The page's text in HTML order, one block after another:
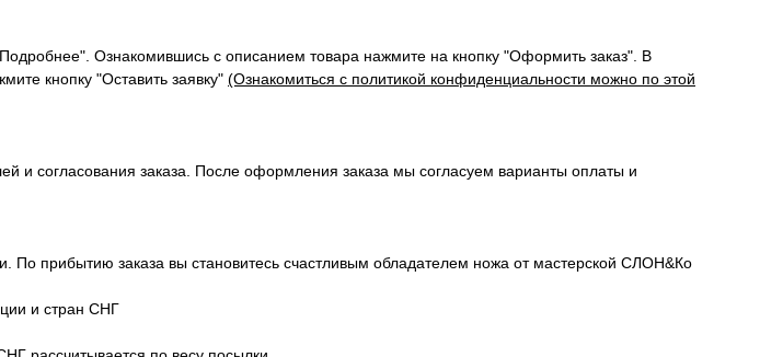
Ознакомившись с описанием товара нажмите на кнопку "Оформить заказ". В
кнопку "Оставить заявку" (Ознакомиться с политикой конфиденциальности можно по этой
и согласования заказа. После оформления заказа мы согласуем варианты оплаты и
По прибытию заказа вы становитесь счастливым обладателем ножа от мастерской СЛОН&Ко
и стран СНГ